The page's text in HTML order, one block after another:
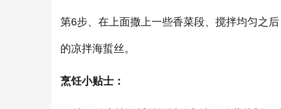
第6步、在上面撒上一些香菜段、搅拌均匀之
的凉拌海蜇丝。
烹饪小贴士：